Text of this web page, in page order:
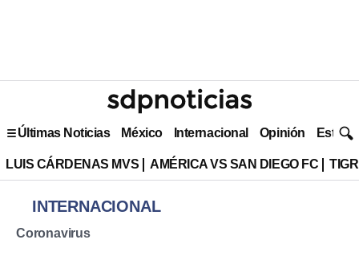
Últimas Noticias México Internacional Opinión Estilo
LUIS CÁRDENAS MVS AMÉRICA VS SAN DIEGO FC
INTERNACIONAL
Coronavirus